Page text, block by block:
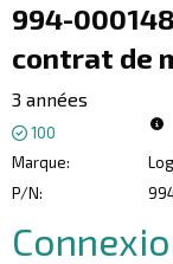
994-
contrat de
3 années
100
Marque
P/N